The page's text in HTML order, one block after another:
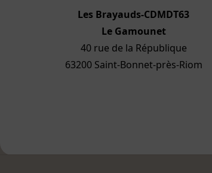
Les Brayauds-CDMDT63
Le Gamounet
40 rue de la République
63200 Saint-Bonnet-près-Riom